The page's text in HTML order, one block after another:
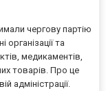
чергову партію
та
медикаментів,
товарів. Про це
адміністрації.